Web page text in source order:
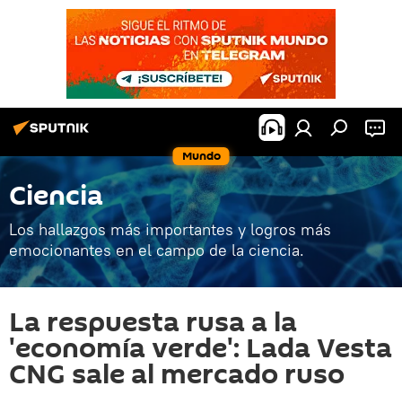
Mundo
Ciencia
Los hallazgos más importantes y logros más
emocionantes en el campo de la ciencia.
La respuesta rusa a la
'economía verde': Lada Vesta
CNG sale al mercado ruso